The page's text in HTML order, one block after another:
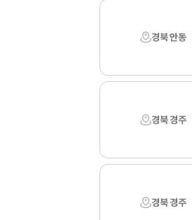
경북 안동
경북 경주
경북 경주